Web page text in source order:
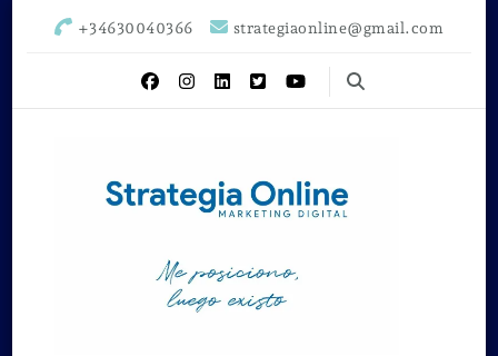
+34630040366 strategiaonline@gmail.com